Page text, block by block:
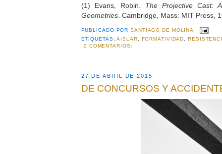
(1) Evans, Robin. The Projective Cast:
Geometries. Cambridge, Mass: MIT Press,
PUBLICADO PORSANTIAGO DE MOLINA
ETIQUETAS:AISLAR FORMATIVIDAD ,
2 COMENTARIOS:
27 DE ABRIL DE 2015
DE CONCURSOS Y